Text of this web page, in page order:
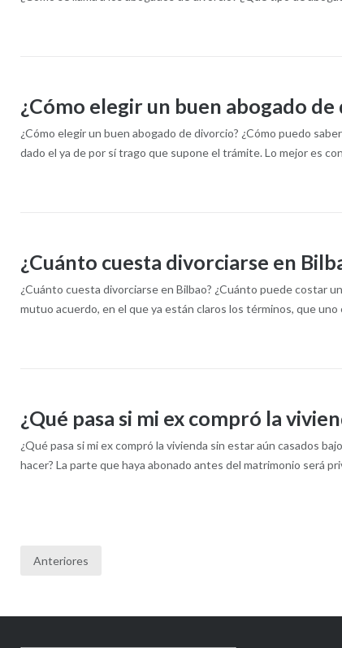
¿Cómo elegir un buen abogado
¿Cómo elegir un buen abogado de divorcio? ¿Cómo puedo
dado el ya de por sí trago que supone el trámite. Lo mejor es
¿Cuánto cuesta divorciarse en
¿Cuánto cuesta divorciarse en Bilbao? ¿Cuánto puede costar
mutuo acuerdo, en el que ya están claros los términos, que
¿Qué pasa si mi ex compró la
¿Qué pasa si mi ex compró la vivienda sin estar aún casados
hacer? La parte que haya abonado antes del matrimonio será
de
Anteriores